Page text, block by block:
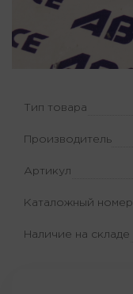
Тип товара
Производитель
Артикул
Каталожный номер
Наличие на складе